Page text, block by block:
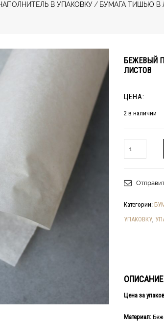
В УПАКОВКУ / БУМАГА ТИШЬЮ В
БЕЖЕВЫЙ
ЛИСТОВ
ЦЕНА:
2 в наличии
Категории:
УПАКОВКУ,
ОПИСАНИЕ
Цена за
Материал: